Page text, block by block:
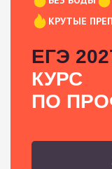
КРУТЫЕ
ЕГЭ
КУРС
ПО